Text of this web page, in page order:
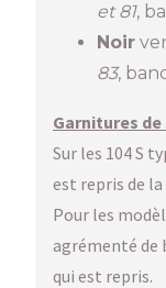
et 81,
Noir
83,
Garnitures de
Sur les 104 S
est repris de la
Pour les
agrémenté de
qui est repris.